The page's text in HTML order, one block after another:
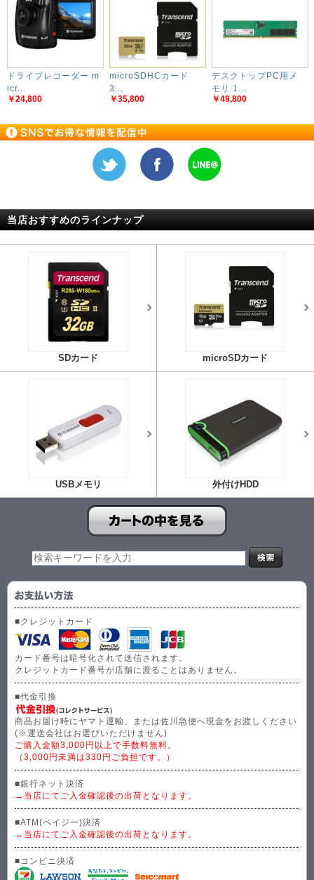
ドライブレコーダー m
icr...
￥24,800
microSDHCカード
3...
￥35,800
デスクトップPC用メ
モリ 1...
￥49,800
当店おすすめのラインナップ
SDカード microSDカード
USBメモリ 外付けHDD
■クレジットカード
カード番号は暗号化されて送信されます。
クレジットカード番号が店舗に渡ることはありません。
■代金引換
商品お届け時にヤマト運輸、または佐川急便へ現金をお渡しください
(※運送会社はお選びいただけません)
ご購入金額3,000円以上で手数料無料。
（3,000円未満は330円ご負担です。）
■銀行ネット決済
→当店にてご入金確認後の出荷となります。
■ATM(ペイジー)決済
→当店にてご入金確認後の出荷となります。
■コンビニ決済